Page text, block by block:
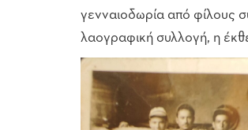
γενναιοδωρία από φίλους
λαογραφική συλλογή, η